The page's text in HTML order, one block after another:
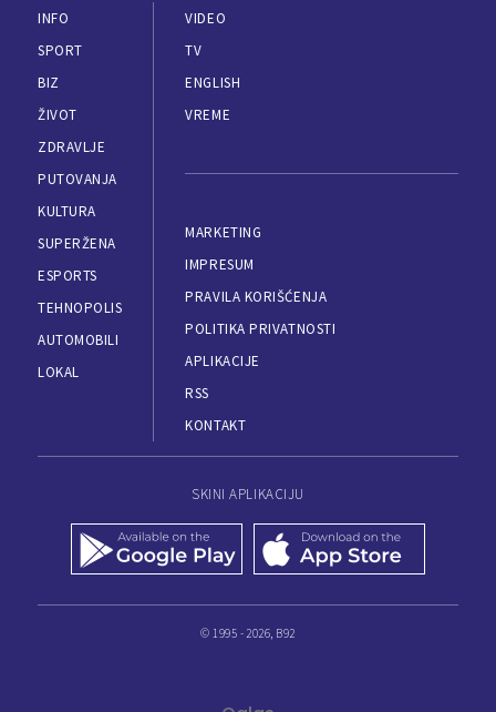
INFO
SPORT
BIZ
ŽIVOT
ZDRAVLJE
PUTOVANJA
KULTURA
SUPERŽENA
ESPORTS
TEHNOPOLIS
AUTOMOBILI
LOKAL
VIDEO
TV
ENGLISH
VREME
MARKETING
IMPRESUM
PRAVILA KORIŠĆENJA
POLITIKA PRIVATNOSTI
APLIKACIJE
RSS
KONTAKT
SKINI APLIKACIJU
© 1995 - 2026, B92